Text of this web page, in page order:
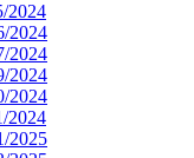
2024
2024
2024
2024
2024
2024
2025